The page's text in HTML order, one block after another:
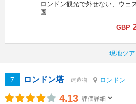
ロンドン観光で外せない、ウェ
国...
GBP
現地ツ
7 ロンドン塔 建造物 ロンドン
4.13 評価詳細